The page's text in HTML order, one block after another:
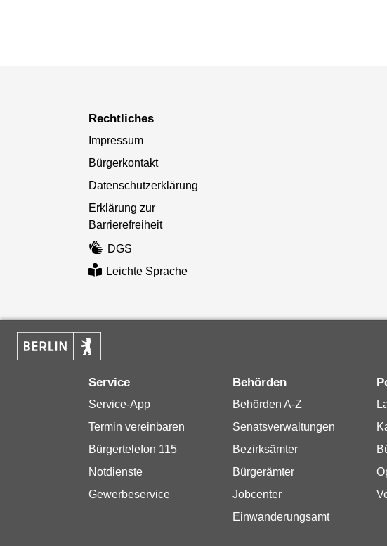
Rechtliches
Impressum
Bürgerkontakt
Datenschutzerklärung
Erklärung zur
Barrierefreiheit
DGS
Leichte Sprache
Service
Service-App
Termin vereinbaren
Bürgertelefon 115
Notdienste
Gewerbeservice
Behörden
Behörden A-Z
Senatsverwaltungen
Bezirksämter
Bürgerämter
Jobcenter
Einwanderungsamt